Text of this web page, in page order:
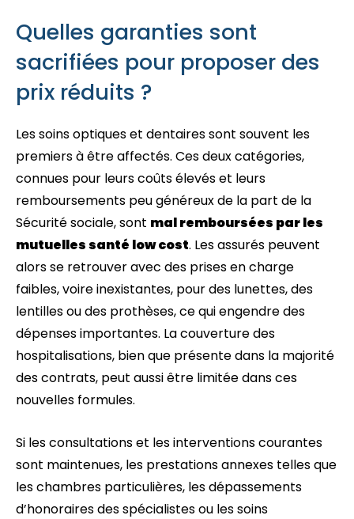
Quelles garanties sont
sacrifiées pour proposer des
prix réduits ?
Les soins optiques et dentaires sont souvent les
premiers à être affectés. Ces deux catégories,
connues pour leurs coûts élevés et leurs
remboursements peu généreux de la part de la
Sécurité sociale, sont mal remboursées par les
mutuelles santé low cost. Les assurés peuvent
alors se retrouver avec des prises en charge
faibles, voire inexistantes, pour des lunettes, des
lentilles ou des prothèses, ce qui engendre des
dépenses importantes. La couverture des
hospitalisations, bien que présente dans la majorité
des contrats, peut aussi être limitée dans ces
nouvelles formules.
Si les consultations et les interventions courantes
sont maintenues, les prestations annexes telles que
les chambres particulières, les dépassements
d’honoraires des spécialistes ou les soins